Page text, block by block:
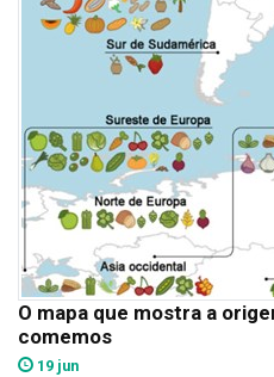
O mapa que mostra a
comemos
19 jun